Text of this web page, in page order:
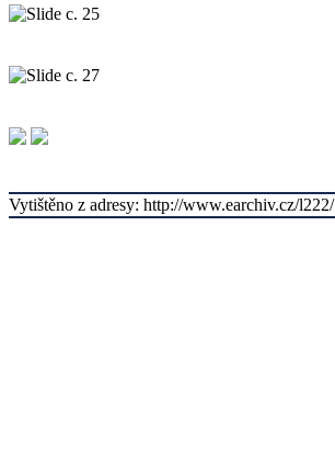
Vytištěno z adresy: http://www.earchiv.cz/l222/